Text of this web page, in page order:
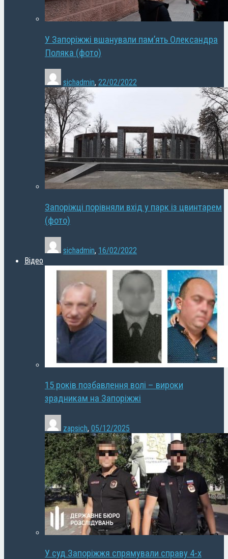
У Запоріжжі вшанували пам’ять Олександра
Поляка (фото)
sichadmin, 22/02/2022
Запоріжці порівняли вхід у парк із цвинтарем
(фото)
sichadmin, 16/02/2022
Відео
15 років позбавлення волі – вироки
зрадникам на Запоріжжі
zapsich, 05/12/2025
У суд Запоріжжя спрямували справу 4-х